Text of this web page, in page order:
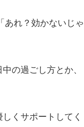
あれ？効かないじゃ
の過ごし方とか、
くサポートしてく